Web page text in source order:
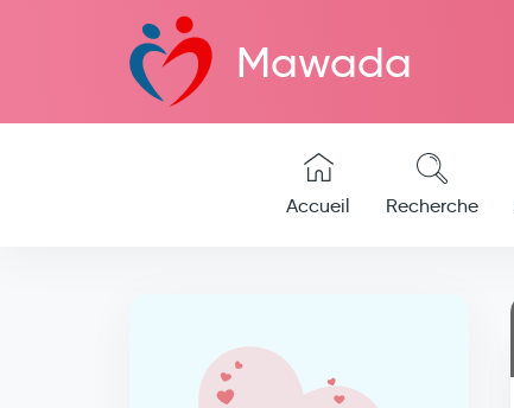
Mawada
Accueil Recherche